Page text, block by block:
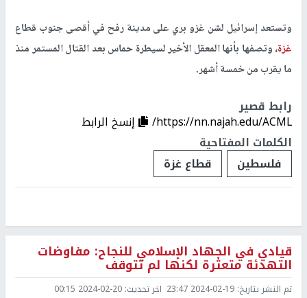
وتستعد إسرائيل لشن غزو بري على مدينة رفح في أقصى جنوب قطاع
غزة، وتصفها بأنها المعقل الأخير لسيطرة حماس بعد القتال المستمر منذ
ما يقرب من خمسة أشهر.
رابط قصير
https://nn.najah.edu/ACML/
إنسخ الرابط
الكلمات المفتاحية
فلسطين
قطاع غزة
قيادي في الجهاد الإسلامي للنجاح: مفاوضات
التهدئة متعثرة لكنها لم تتوقف
تم النشر بتاريخ: 2024-02-19 23:47 اخر تحديث: 2024-02-20 00:15